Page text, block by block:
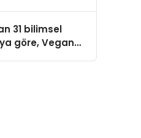
31 bilimsel
göre, Vegan